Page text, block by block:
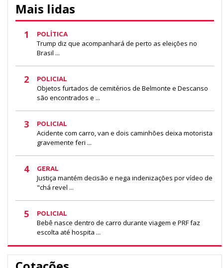
Mais lidas
1 POLÍTICA
Trump diz que acompanhará de perto as eleições no
Brasil ...
2 POLICIAL
Objetos furtados de cemitérios de Belmonte e Descanso
são encontrados e ...
3 POLICIAL
Acidente com carro, van e dois caminhões deixa motorista
gravemente feri ...
4 GERAL
Justiça mantém decisão e nega indenizações por vídeo de
"chá revel ...
5 POLICIAL
Bebê nasce dentro de carro durante viagem e PRF faz
escolta até hospita ...